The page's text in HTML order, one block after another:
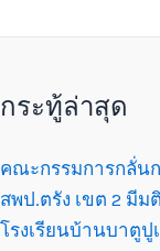
กระทู้ล่าสุด
คณะกรรมการกลั่น
สพป.ตรัง เขต 2 มี
โรงเรียนบ้านบาตูปู